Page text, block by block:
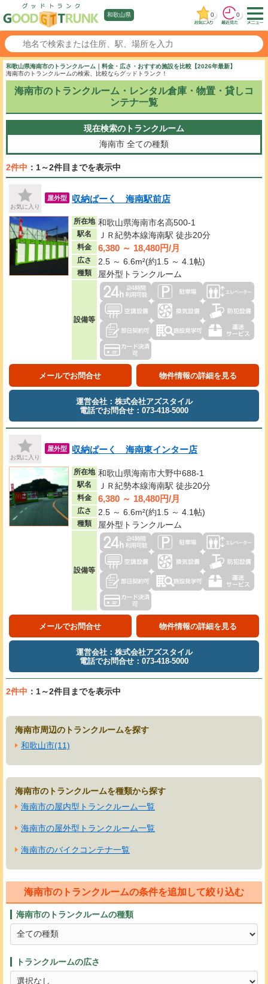
和歌山県 0 0
和歌山県海南市のトランクルーム｜料金・広さ・おすすめ施設を比較【2026年最新】
海南市のトランクルームの検索、比較ならグッドトランク！
海南市のトランクルーム・レンタル倉庫・物置・貸しコ
ンテナ一覧
現在検索のトランクルーム
海南市 全ての種類
2件中 ：1～2件目までを表示中
お気に入り
屋外型 収納ぱーく 海南駅前店
所在地 和歌山県海南市名高500-1
駅名 ＪＲ紀勢本線海南駅 徒歩20分
料金 6,380 ～ 18,480円/月
広さ 2.5 ～ 6.6m²(約1.5 ～ 4.1帖)
種類 屋外型トランクルーム
設備等
メールでお問合せ 物件情報の詳細を見る
運営会社：株式会社アズスタイル
電話でお問合せ：073-418-5000
お気に入り
屋外型 収納ぱーく 海南東インター店
所在地 和歌山県海南市大野中688-1
駅名 ＪＲ紀勢本線海南駅 徒歩20分
料金 6,380 ～ 18,480円/月
広さ 2.5 ～ 6.6m²(約1.5 ～ 4.1帖)
種類 屋外型トランクルーム
設備等
メールでお問合せ 物件情報の詳細を見る
運営会社：株式会社アズスタイル
電話でお問合せ：073-418-5000
2件中 ：1～2件目までを表示中
海南市周辺のトランクルームを探す
和歌山市(11)
海南市のトランクルームを種類から探す
海南市の屋内型トランクルーム一覧
海南市の屋外型トランクルーム一覧
海南市のバイクコンテナ一覧
海南市のトランクルームの条件を追加して絞り込む
海南市のトランクルームの種類
トランクルームの広さ